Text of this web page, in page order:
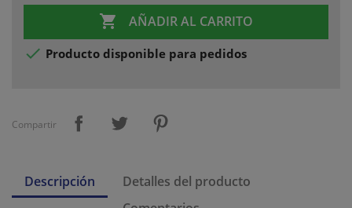
 AÑADIR AL CARRITO
 Producto disponible para pedidos
Compartir
Descripción
Detalles del producto